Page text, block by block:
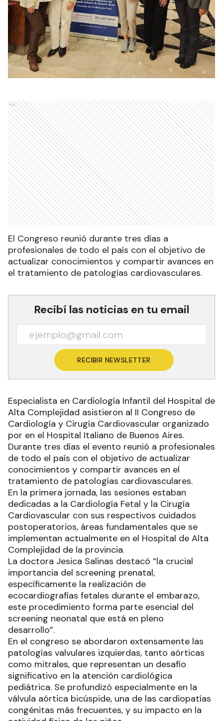
Ads
El Congreso reunió durante tres días a
profesionales de todo el país con el objetivo de
actualizar conocimientos y compartir avances en
el tratamiento de patologías cardiovasculares.
Recibí las noticias en tu email
RECIBIR NEWSLETTER
Especialista en Cardiología Infantil del Hospital de
Alta Complejidad asistieron al II Congreso de
Cardiología y Cirugía Cardiovascular organizado
por en el Hospital Italiano de Buenos Aires.
Durante tres días el evento reunió a profesionales
de todo el país con el objetivo de actualizar
conocimientos y compartir avances en el
tratamiento de patologías cardiovasculares.
En la primera jornada, las sesiones estaban
dedicadas a la Cardiología Fetal y la Cirugía
Cardiovascular con sus respectivos cuidados
postoperatorios, áreas fundamentales que se
implementan actualmente en el Hospital de Alta
Complejidad de la provincia.
La doctora Jesica Salinas destacó “la crucial
importancia del screening prenatal,
específicamente la realización de
ecocardiografías fetales durante el embarazo,
este procedimiento forma parte esencial del
screening neonatal que está en pleno
desarrollo”.
En el congreso se abordaron extensamente las
patologías valvulares izquierdas, tanto aórticas
como mitrales, que representan un desafío
significativo en la atención cardiológica
pediátrica. Se profundizó especialmente en la
válvula aórtica bicúspide, una de las cardiopatías
congénitas más frecuentes, y su impacto en la